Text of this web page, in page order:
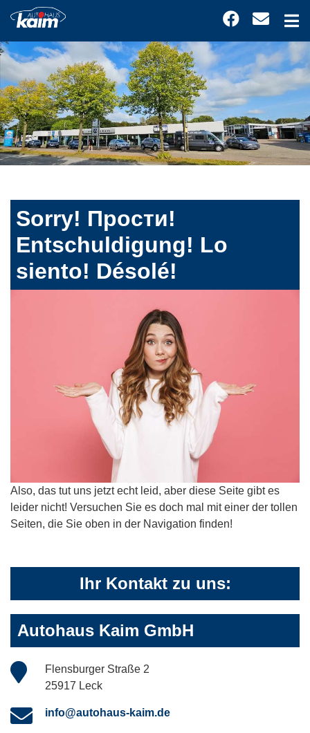
Sorry! Прости!
Entschuldigung! Lo
siento! Désolé!
Also, das tut uns jetzt echt leid, aber diese Seite gibt es
leider nicht! Versuchen Sie es doch mal mit einer der tollen
Seiten, die Sie oben in der Navigation finden!
Ihr Kontakt zu uns:
Autohaus Kaim GmbH
Flensburger Straße 2
25917 Leck
info@autohaus-kaim.de